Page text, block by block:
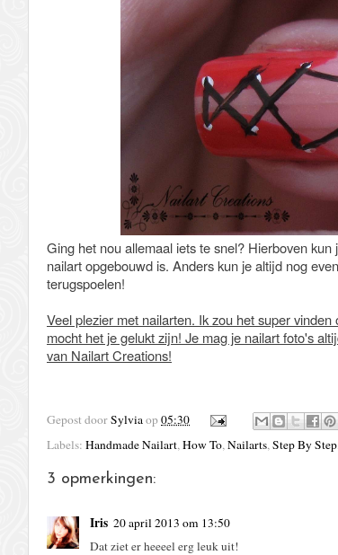
Ging het nou allemaal iets te snel? Hierboven
nailart opgebouwd is. Anders kun je altijd nog
terugspoelen!
Veel plezier met nailarten. Ik zou het super
mocht het je gelukt zijn! Je mag je nailart foto's
van Nailart Creations!
Gepost doorSylviaop05:30
Labels: Handmade Nailart,How To,Nailarts,Step By Step
3 opmerkingen:
Iris 20 april 2013 om 13:50
Dat ziet er heeeel erg leuk uit!